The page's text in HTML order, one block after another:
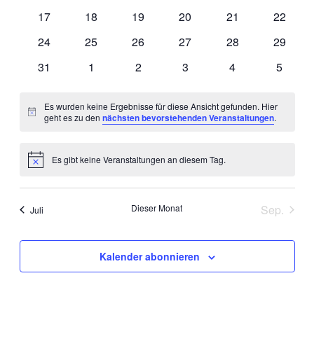
0
17
0
18
0
19
0
20
0
21
0
22
0
24
0
25
0
26
0
27
0
28
0
29
0
31
0
1
0
2
0
3
0
4
0
5
Hinweis
Es wurden keine Ergebnisse für diese Ansicht gefunden. Hier
geht es zu den nächsten bevorstehenden Veranstaltungen.
HinweisEs gibt keine Veranstaltungen an diesem Tag.
Juli Dieser Monat Sep.
Kalender abonnieren